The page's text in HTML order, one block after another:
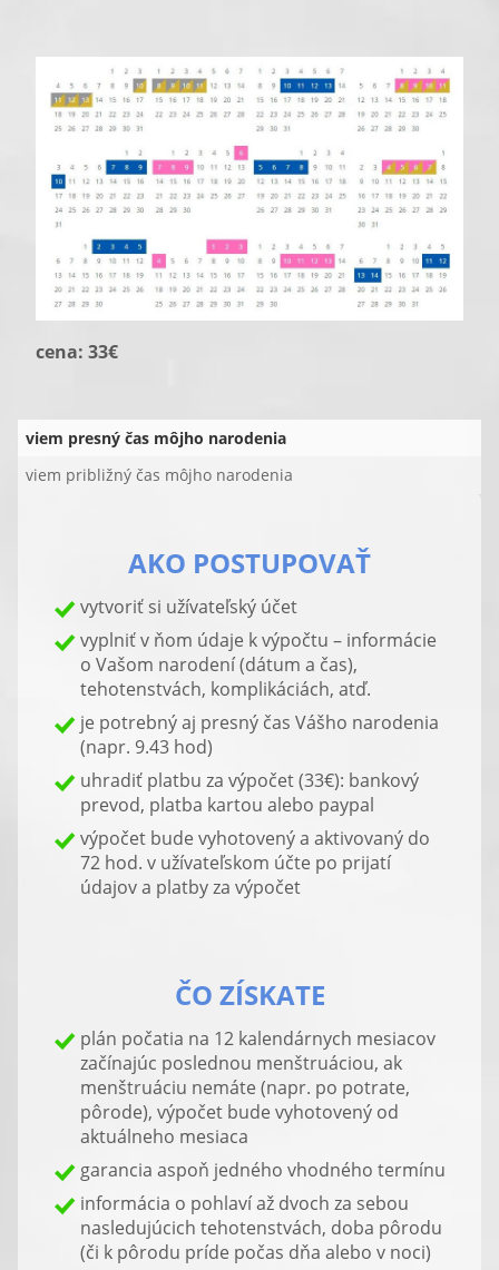
cena: 33€
viem presný čas môjho narodenia
viem približný čas môjho narodenia
AKO POSTUPOVAŤ
vytvoriť si užívateľský účet
vyplniť v ňom údaje k výpočtu – informácie
o Vašom narodení (dátum a čas),
tehotenstvách, komplikáciách, atď.
je potrebný aj presný čas Vášho narodenia
(napr. 9.43 hod)
uhradiť platbu za výpočet (33€): bankový
prevod, platba kartou alebo paypal
výpočet bude vyhotovený a aktivovaný do
72 hod. v užívateľskom účte po prijatí
údajov a platby za výpočet
ČO ZÍSKATE
plán počatia na 12 kalendárnych mesiacov
začínajúc poslednou menštruáciou, ak
menštruáciu nemáte (napr. po potrate,
pôrode), výpočet bude vyhotovený od
aktuálneho mesiaca
garancia aspoň jedného vhodného termínu
informácia o pohlaví až dvoch za sebou
nasledujúcich tehotenstvách, doba pôrodu
(či k pôrodu príde počas dňa alebo v noci)